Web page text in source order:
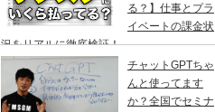
る？】仕事とプラ
イベートの課金状
況をリアルに徹底検証！
チャットGPTちゃ
んと使ってます
か？全国でセミナ